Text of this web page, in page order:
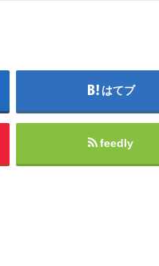
はてブ
feedly